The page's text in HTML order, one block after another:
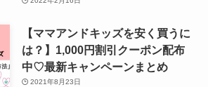
【ママアンドキッズを安く買うに
は？】1,000円割引クーポン配布
中♡最新キャンペーンまとめ
2021年8月23日